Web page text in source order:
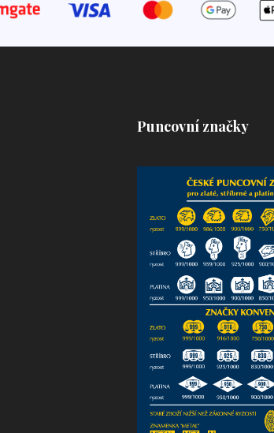
Puncovní značky